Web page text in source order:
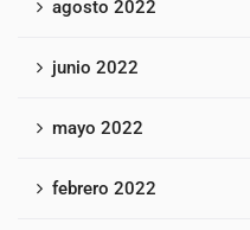
agosto 2022
junio 2022
mayo 2022
febrero 2022